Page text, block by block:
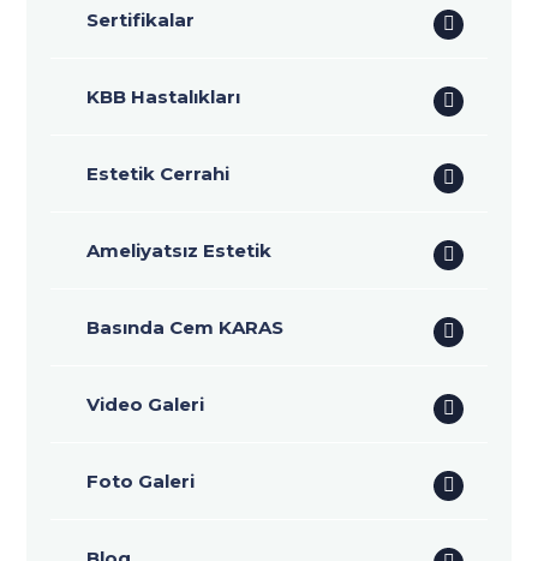
Sertifikalar
KBB Hastalıkları
Estetik Cerrahi
Ameliyatsız Estetik
Basında Cem KARAS
Video Galeri
Foto Galeri